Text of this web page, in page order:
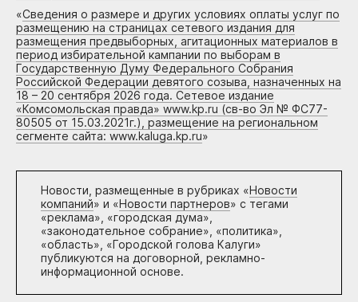
«Сведения о размере и других условиях оплаты услуг по
размещению на страницах сетевого издания для
размещения предвыборных, агитационных материалов в
период избирательной кампании по выборам в
Государственную Думу Федерального Собрания
Российской Федерации девятого созыва, назначенных на
18 – 20 сентября 2026 года. Сетевое издание
«Комсомольская правда» www.kp.ru (св-во Эл № ФС77-
80505 от 15.03.2021г.), размещение на региональном
сегменте сайта: www.kaluga.kp.ru»
Новости, размещенные в рубриках «Новости
компаний» и «Новости партнеров» с тегами
«реклама», «городская дума»,
«законодательное собрание», «политика»,
«область», «Городской голова Калуги»
публикуются на договорной, рекламно-
информационной основе.